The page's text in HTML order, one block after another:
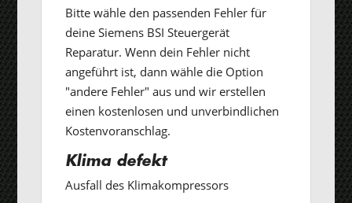
Bitte wähle den passenden Fehler für
deine Siemens BSI Steuergerät
Reparatur. Wenn dein Fehler nicht
angeführt ist, dann wähle die Option
"andere Fehler" aus und wir erstellen
einen kostenlosen und unverbindlichen
Kostenvoranschlag.
Klima defekt
Ausfall des Klimakompressors